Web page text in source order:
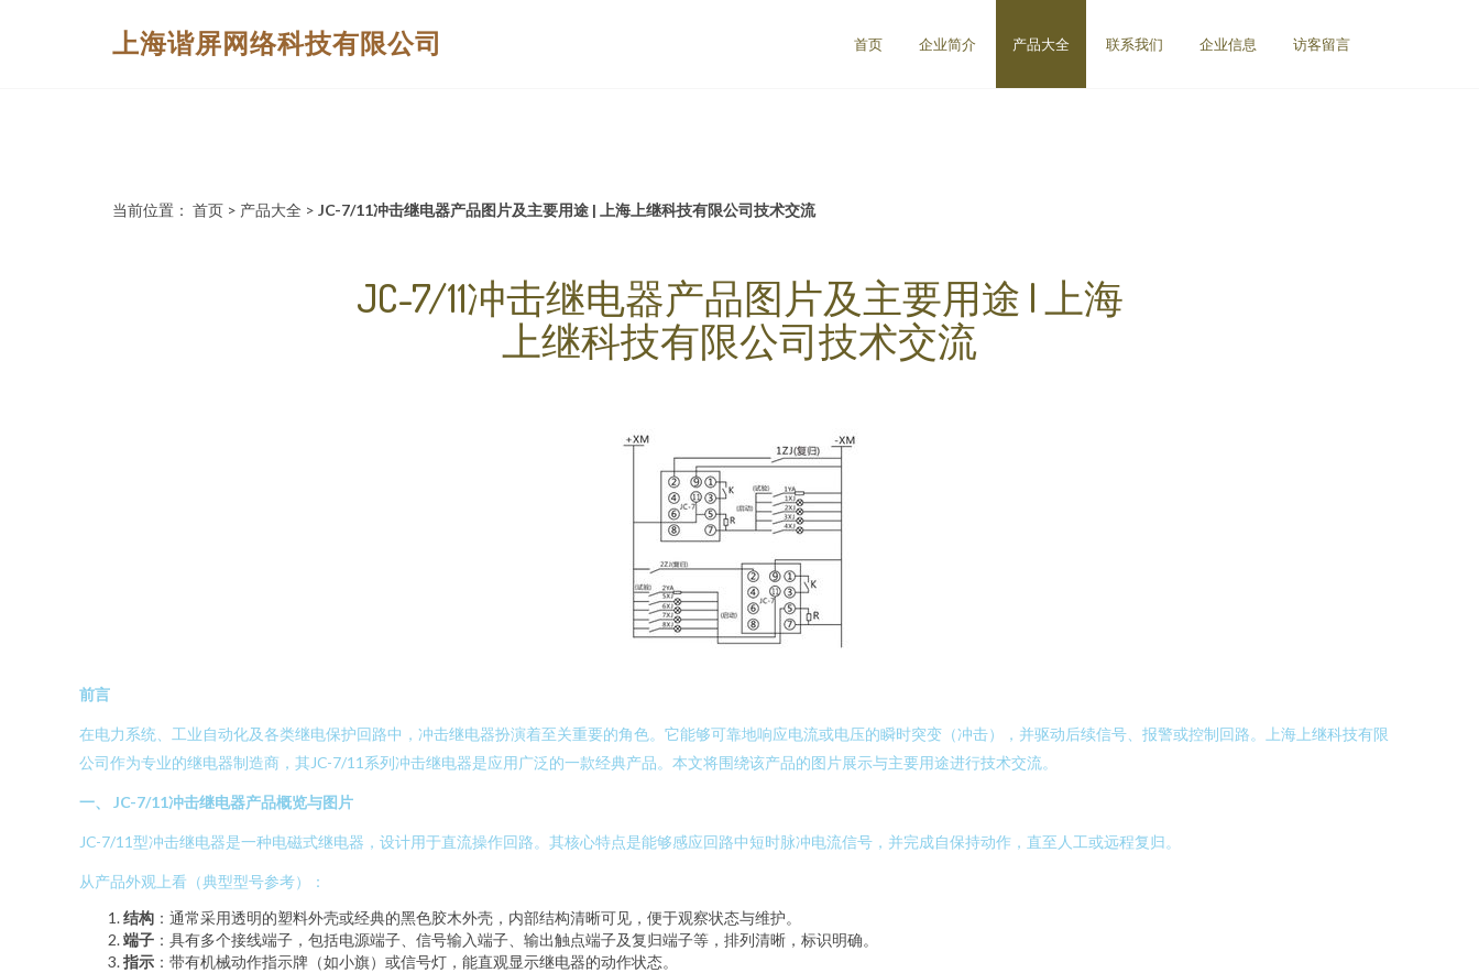
上海谐屏网络科技有限公司 首页 企业简介 产品大全 联系我们 企业信息 访客留言
当前位置： 首页 > 产品大全 > JC-7/11冲击继电器产品图片及主要用途 | 上海上继科技有限公司技术交流
JC-7/11冲击继电器产品图片及主要用途 | 上海
上继科技有限公司技术交流
前言
在电力系统、工业自动化及各类继电保护回路中，冲击继电器扮演着至关重要的角色。它能够可靠地响应电流或电压的瞬时突变（冲击），并驱动后续信号、报警或控制回路。上海上继科技有限
公司作为专业的继电器制造商，其JC-7/11系列冲击继电器是应用广泛的一款经典产品。本文将围绕该产品的图片展示与主要用途进行技术交流。
一、 JC-7/11冲击继电器产品概览与图片
JC-7/11型冲击继电器是一种电磁式继电器，设计用于直流操作回路。其核心特点是能够感应回路中短时脉冲电流信号，并完成自保持动作，直至人工或远程复归。
从产品外观上看（典型型号参考）：
结构 ：通常采用透明的塑料外壳或经典的黑色胶木外壳，内部结构清晰可见，便于观察状态与维护。
端子 ：具有多个接线端子，包括电源端子、信号输入端子、输出触点端子及复归端子等，排列清晰，标识明确。
指示 ：带有机械动作指示牌（如小旗）或信号灯，能直观显示继电器的动作状态。